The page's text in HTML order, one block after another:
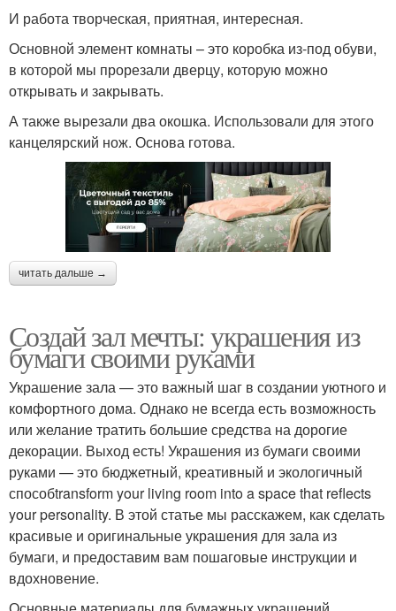
И работа творческая, приятная, интересная.
Основной элемент комнаты – это коробка из-под обуви,
в которой мы прорезали дверцу, которую можно
открывать и закрывать.
А также вырезали два окошка. Использовали для этого
канцелярский нож. Основа готова.
читать дальше →
Создай зал мечты: украшения из
бумаги своими руками
Украшение зала — это важный шаг в создании уютного и
комфортного дома. Однако не всегда есть возможность
или желание тратить большие средства на дорогие
декорации. Выход есть! Украшения из бумаги своими
руками — это бюджетный, креативный и экологичный
способtransform your living room into a space that reflects
your personality. В этой статье мы расскажем, как сделать
красивые и оригинальные украшения для зала из
бумаги, и предоставим вам пошаговые инструкции и
вдохновение.